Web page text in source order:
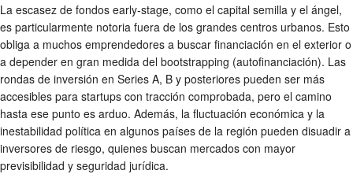
La escasez de fondos early-stage, como el capital semilla y el ángel,
es particularmente notoria fuera de los grandes centros urbanos. Esto
obliga a muchos emprendedores a buscar financiación en el exterior o
a depender en gran medida del bootstrapping (autofinanciación). Las
rondas de inversión en Series A, B y posteriores pueden ser más
accesibles para startups con tracción comprobada, pero el camino
hasta ese punto es arduo. Además, la fluctuación económica y la
inestabilidad política en algunos países de la región pueden disuadir a
inversores de riesgo, quienes buscan mercados con mayor
previsibilidad y seguridad jurídica.